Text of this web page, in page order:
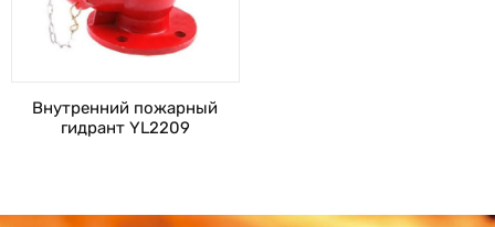
Внутренний пожарный
гидрант YL2209